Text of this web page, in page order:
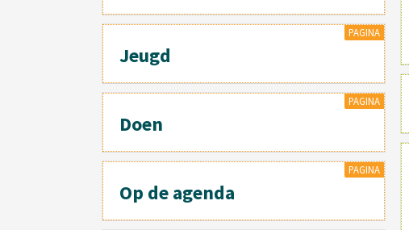
PAGINA
Jeugd
PAGINA
Doen
PAGINA
Op de agenda